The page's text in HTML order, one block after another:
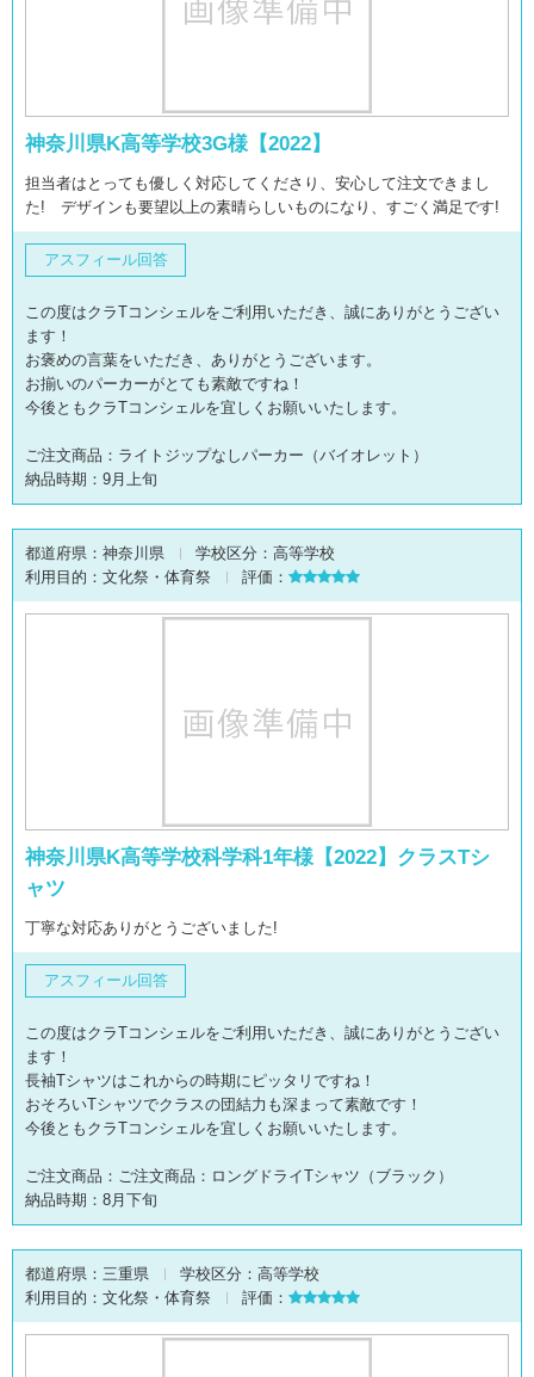
神奈川県K高等学校3G様【2022】
担当者はとっても優しく対応してくださり、安心して注文できまし
た! デザインも要望以上の素晴らしいものになり、すごく満足です!
アスフィール回答
この度はクラTコンシェルをご利用いただき、誠にありがとうござい
ます！
お褒めの言葉をいただき、ありがとうございます。
お揃いのパーカーがとても素敵ですね！
今後ともクラTコンシェルを宜しくお願いいたします。
ご注文商品：ライトジップなしパーカー（バイオレット）
納品時期：9月上旬
都道府県： 神奈川県 学校区分： 高等学校
利用目的： 文化祭・体育祭 評価：
神奈川県K高等学校科学科1年様【2022】クラスTシ
ャツ
丁寧な対応ありがとうございました!
アスフィール回答
この度はクラTコンシェルをご利用いただき、誠にありがとうござい
ます！
長袖Tシャツはこれからの時期にピッタリですね！
おそろいTシャツでクラスの団結力も深まって素敵です！
今後ともクラTコンシェルを宜しくお願いいたします。
ご注文商品：ご注文商品：ロングドライTシャツ（ブラック）
納品時期：8月下旬
都道府県： 三重県 学校区分： 高等学校
利用目的： 文化祭・体育祭 評価：